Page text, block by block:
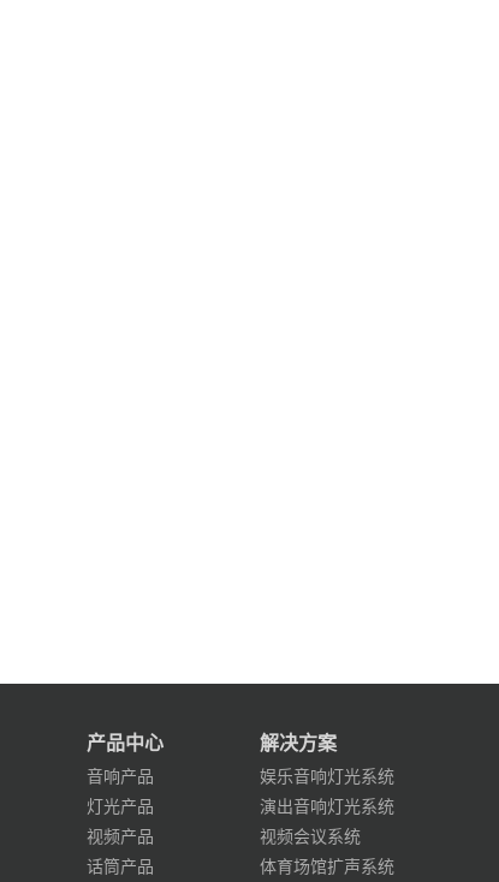
产品中心
音响产品
灯光产品
视频产品
话筒产品
解决方案
娱乐音响灯光系统
演出音响灯光系统
视频会议系统
体育场馆扩声系统